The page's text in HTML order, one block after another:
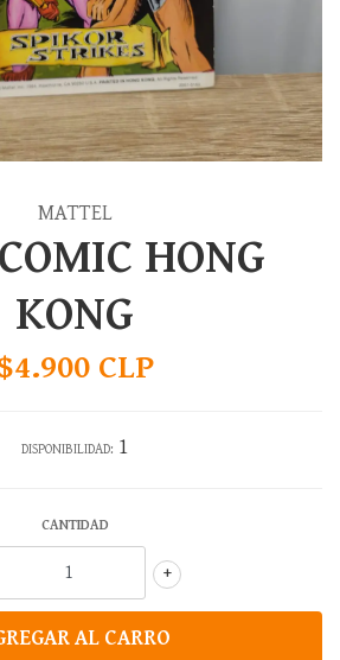
MATTEL
HONG
KONG
CLP
DISPONIBILIDAD: 1
CANTIDAD
+